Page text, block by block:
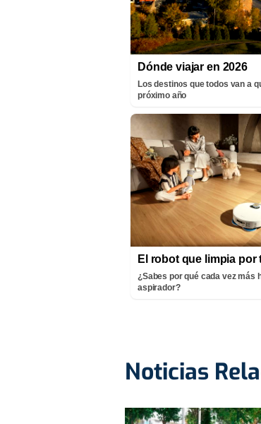
Dónde viajar en 2026
Los destinos que todos van a
próximo año
El robot que limpia por
¿Sabes por qué cada vez más
aspirador?
Noticias